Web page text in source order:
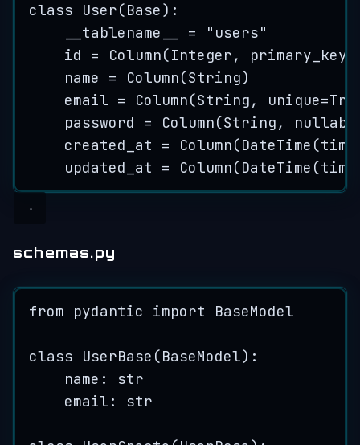
class User(Base):
__tablename__ = " users"
id
= Column(Integer, primary_key
name = Column(String)
email = Column(String, unique=
password = Column(String,
created_at = Column(DateTime (
updated_at = Column(DateTime (
schemas.py
from pydantic import BaseModel
class UserBase (BaseModel):
name: str
email: str